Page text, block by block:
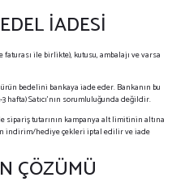
İADESİ
ile birlikte), kutusu, ambalajı ve varsa
bedelini bankaya iade eder. Bankanın bu
hafta) Satıcı’nın sorumluluğunda değildir.
sipariş tutarının kampanya alt limitinin altına
indirim/hediye çekleri iptal edilir ve iade
ÇÖZÜMÜ